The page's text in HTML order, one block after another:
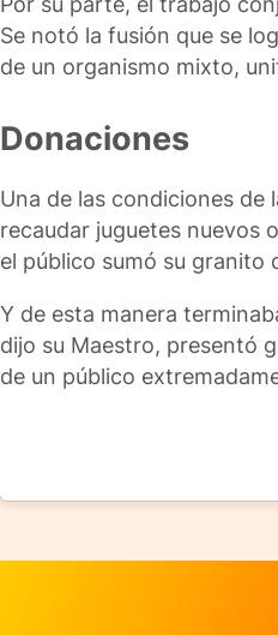
Se notó la fusión que se
de un organismo mixto,
Donaciones
Una de las condiciones de
recaudar juguetes nuevos
el público sumó su granito
Y de esta manera
dijo su Maestro, presentó
de un público